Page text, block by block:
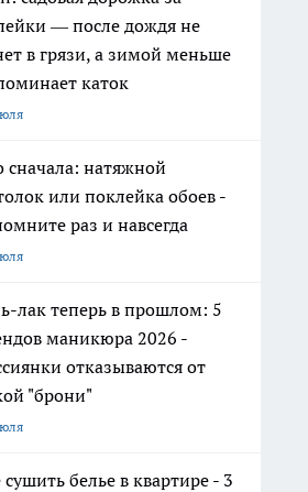
— после дождя не
в грязи, а зимой меньше
каток
сначала: натяжной
или поклейка обоев -
раз и навсегда
лак теперь в прошлом: 5
маникюра 2026 -
отказываются от
"брони"
сушить белье в квартире - 3